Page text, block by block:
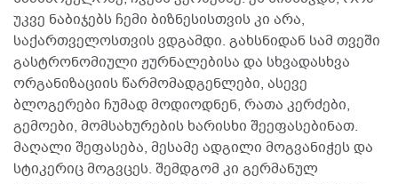
უკვე ნაბიჯებს ჩემი ბიზნესისთვის კი არა,
საქართველოსთვის ვდგამდი. გახსნიდან სამ თვეში
გასტრონომიული ჟურნალებისა და სხვადასხვა
ორგანიზაციის წარმომადგენლები, ასევე
ბლოგერები ჩუმად მოდიოდნენ, რათა კერძები,
გემოები, მომსახურების ხარისხი შეეფასებინათ.
მაღალი შეფასება, მესამე ადგილი მოგვანიჭეს და
სტიკერიც მოგვცეს. შემდგომ კი გერმანულ